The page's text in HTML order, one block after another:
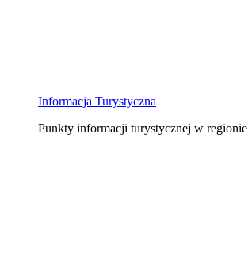
Informacja Turystyczna
Punkty informacji turystycznej w regionie